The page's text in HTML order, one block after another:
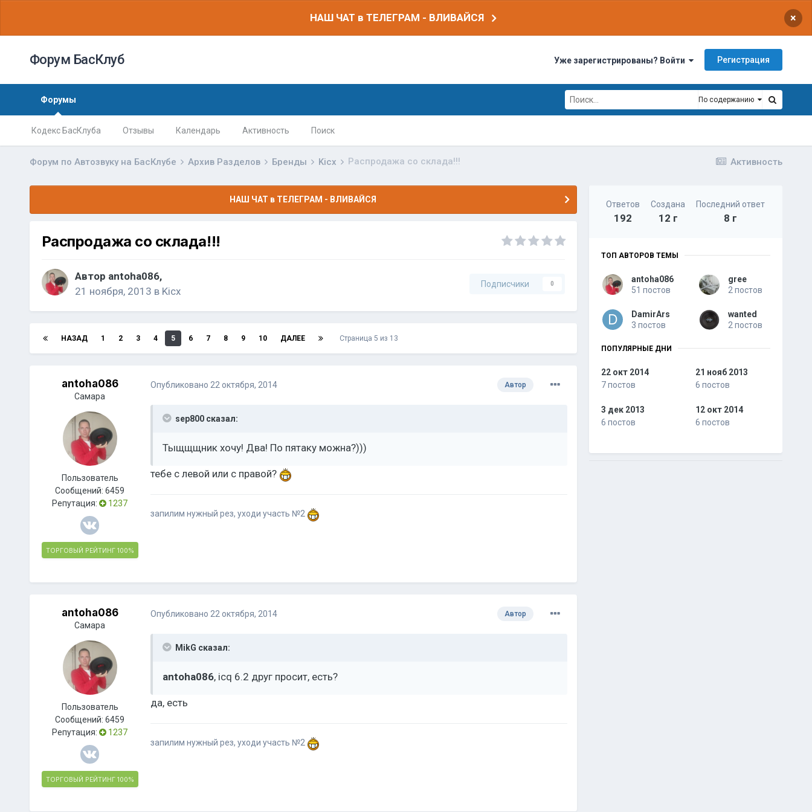
НАШ ЧАТ в ТЕЛЕГРАМ - ВЛИВАЙСЯ ×
Форум БасКлуб Уже зарегистрированы? Войти Регистрация
Форумы
Кодекс БасКлуба Отзывы Календарь Активность Поиск
По содержанию
Активность
Форум по Автозвуку на БасКлубе Архив Разделов Бренды Kicx Распродажа со склада!!!
НАШ ЧАТ в ТЕЛЕГРАМ - ВЛИВАЙСЯ
Распродажа со склада!!!
Автор antoha086,
21 ноября, 2013 в Kicx
Подписчики 0
НАЗАД 1 2 3 4 5 6 7 8 9 10 ДАЛЕЕ Страница 5 из 13
antoha086
Самара
Пользователь
Сообщений:6459
Репутация:
1237
ТОРГОВЫЙ РЕЙТИНГ 100%
Автор
Опубликовано 22 октября, 2014
sep800 сказал:
Тыщщщник хочу! Два! По пятаку можна?)))
тебе с левой или с правой?
запилим нужный рез, уходи участь №2
antoha086
Самара
Пользователь
Сообщений:6459
Репутация:
1237
ТОРГОВЫЙ РЕЙТИНГ 100%
Автор
Опубликовано 22 октября, 2014
MikG сказал:
antoha086, icq 6.2 друг просит, есть?
да, есть
запилим нужный рез, уходи участь №2
Ответов
192
Создана
12 г
Последний ответ
8 г
ТОП АВТОРОВ ТЕМЫ
antoha086
51 постов
gree
2 постов
DamirArs
3 постов
wanted
2 постов
ПОПУЛЯРНЫЕ ДНИ
22 окт 2014
7 постов
21 нояб 2013
6 постов
3 дек 2013
6 постов
12 окт 2014
6 постов